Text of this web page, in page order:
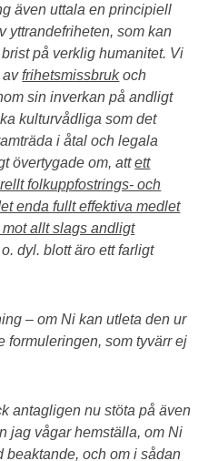
även uttala en principiell
yttrandefriheten, som kan
på verklig humanitet. Vi
avfrihetsmissbrukoch
sin inverkan på andligt
kulturvådliga som det
i åtal och legala
övertygade om, attett
folkuppfostrings- och
enda fullt effektiva medlet
allt slags andligt
dyl. blott äro ett farligt
– om Ni kan utleta den ur
formuleringen, som tyvärr ej
antagligen nu stöta på även
jag vågar hemställa, om Ni
beaktande, och om i sådan